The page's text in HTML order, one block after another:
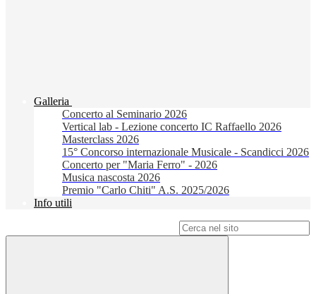
Galleria
Concerto al Seminario 2026
Vertical lab - Lezione concerto IC Raffaello 2026
Masterclass 2026
15° Concorso internazionale Musicale - Scandicci 2026
Concerto per "Maria Ferro" - 2026
Musica nascosta 2026
Premio "Carlo Chiti" A.S. 2025/2026
Info utili